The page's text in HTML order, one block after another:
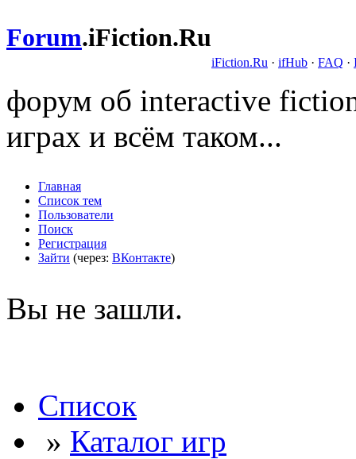
Forum.iFiction.Ru
iFiction.Ru · ifHub · FAQ ·
форум об interactive
играх и всём таком...
Главная
Список тем
Пользователи
Поиск
Регистрация
Зайти (через: ВКонтакте)
Вы не зашли.
Список
» Каталог игр